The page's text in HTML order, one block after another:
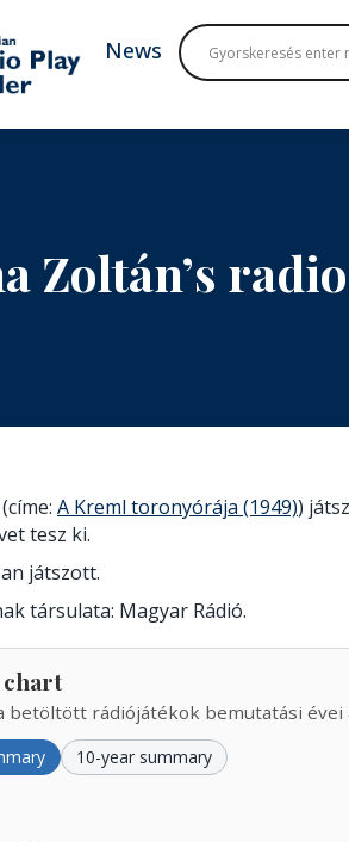
News
Zoltán’s
A Kreml toronyórája (1949))
tesz ki.
játszott.
társulata: Magyar Rádió.
betöltött rádiójátékok bemutatási évei
10-year summary